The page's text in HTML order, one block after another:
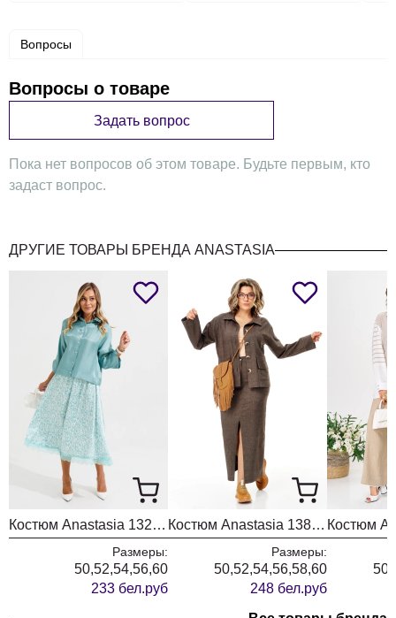
юбки: 72см . Длина рукава: 43см. Длина спинки: 42см.
Вопросы
Вопросы о товаре
Задать вопрос
Пока нет вопросов об этом товаре. Будьте первым, кто
задаст вопрос.
ДРУГИЕ ТОВАРЫ БРЕНДА ANASTASIA
Костюм Anastasia 1322 бирюза
Размеры:
50,52,54,56,60
233 бел.руб
Костюм Anastasia 1384 шоколад
Размеры:
50,52,54,56,58,60
248 бел.руб